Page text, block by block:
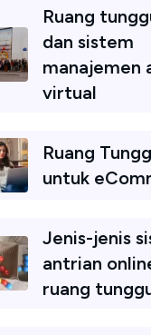
Ruang
dan sistem
manajemen
virtual
Ruang
untuk
Jenis-jenis
antrian
ruang